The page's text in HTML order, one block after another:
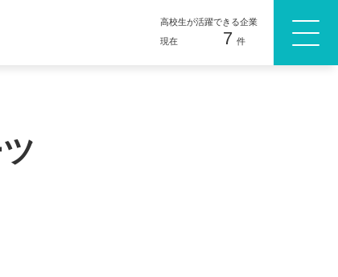
高校生が活躍できる企業
現在
7 件